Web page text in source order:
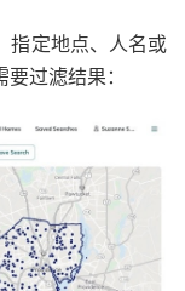
指定地点、人名或
过滤结果：